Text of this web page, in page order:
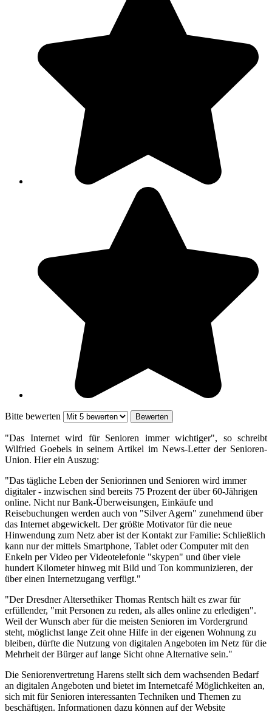
Bitte bewerten
"Das Internet wird für Senioren immer wichtiger", so schreibt
Wilfried Goebels in seinem Artikel im News-Letter der Senioren-
Union. Hier ein Auszug:
"Das tägliche Leben der Seniorinnen und Senioren wird immer
digitaler - inzwischen sind bereits 75 Prozent der über 60-Jährigen
online. Nicht nur Bank-Überweisungen, Einkäufe und
Reisebuchungen werden auch von "Silver Agern" zunehmend über
das Internet abgewickelt. Der größte Motivator für die neue
Hinwendung zum Netz aber ist der Kontakt zur Familie: Schließlich
kann nur der mittels Smartphone, Tablet oder Computer mit den
Enkeln per Video per Videotelefonie "skypen" und über viele
hundert Kilometer hinweg mit Bild und Ton kommunizieren, der
über einen Internetzugang verfügt."
"Der Dresdner Altersethiker Thomas Rentsch hält es zwar für
erfüllender, "mit Personen zu reden, als alles online zu erledigen".
Weil der Wunsch aber für die meisten Senioren im Vordergrund
steht, möglichst lange Zeit ohne Hilfe in der eigenen Wohnung zu
bleiben, dürfte die Nutzung von digitalen Angeboten im Netz für die
Mehrheit der Bürger auf lange Sicht ohne Alternative sein."
Die Seniorenvertretung Harens stellt sich dem wachsenden Bedarf
an digitalen Angeboten und bietet im Internetcafé Möglichkeiten an,
sich mit für Senioren interessanten Techniken und Themen zu
beschäftigen. Informationen dazu können auf der Website